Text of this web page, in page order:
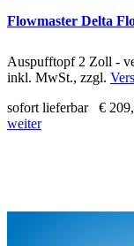
Flowmaster Delta
Auspufftopf 2 Zoll -
inkl. MwSt., zzgl.
sofort lieferbar
€
weiter